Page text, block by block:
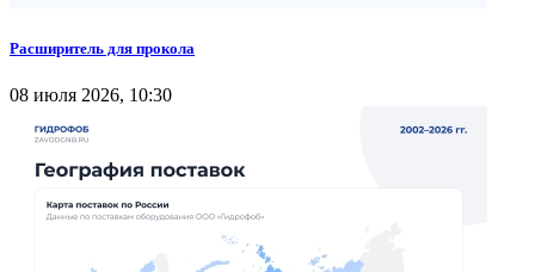
Расширитель для прокола
08 июля 2026, 10:30